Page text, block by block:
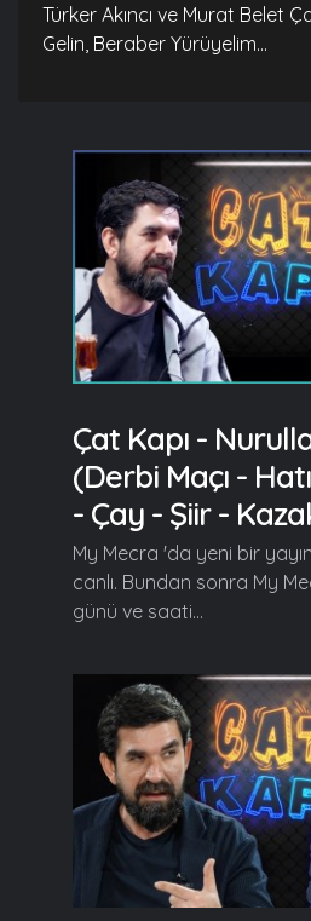
Türker Akıncı ve Murat Belet
Gelin, Beraber Yürüyelim...
Çat Kapı -
(Derbi Maçı -
- Çay - Şiir -
My Mecra 'da yeni bir
canlı. Bundan sonra My
günü ve saati...